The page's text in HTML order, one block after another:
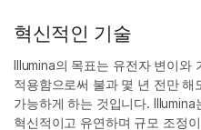
혁신적인 기술
Illumina의 목표는 유전자 변이와
적용함으로써 불과 몇 년 전만 해
가능하게 하는 것입니다.
혁신적이고 유연하며 규모 조정